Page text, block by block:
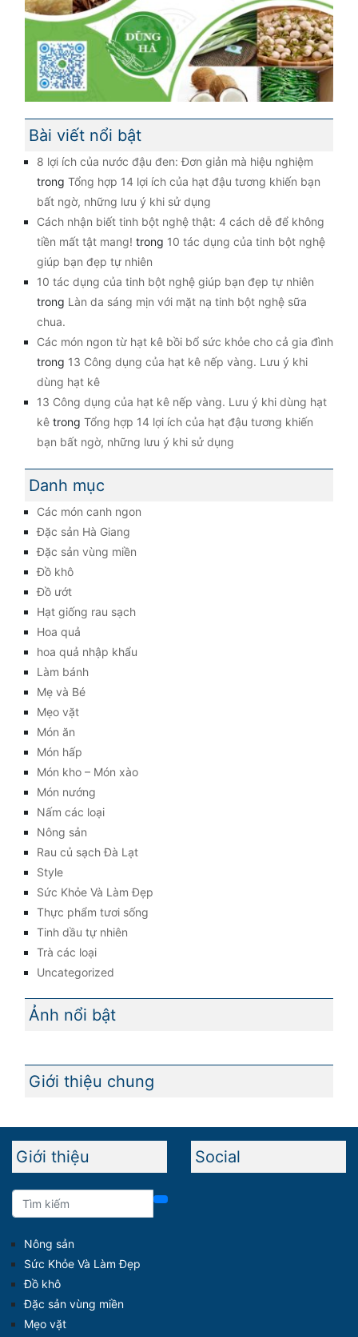
Bài viết nổi bật
8 lợi ích của nước đậu đen: Đơn giản mà hiệu nghiệm
trong Tổng hợp 14 lợi ích của hạt đậu tương khiến bạn
bất ngờ, những lưu ý khi sử dụng
Cách nhận biết tinh bột nghệ thật: 4 cách dễ để không
tiền mất tật mang! trong 10 tác dụng của tinh bột nghệ
giúp bạn đẹp tự nhiên
10 tác dụng của tinh bột nghệ giúp bạn đẹp tự nhiên
trong Làn da sáng mịn với mặt nạ tinh bột nghệ sữa
chua.
Các món ngon từ hạt kê bồi bổ sức khỏe cho cả gia đình
trong 13 Công dụng của hạt kê nếp vàng. Lưu ý khi
dùng hạt kê
13 Công dụng của hạt kê nếp vàng. Lưu ý khi dùng hạt
kê trong Tổng hợp 14 lợi ích của hạt đậu tương khiến
bạn bất ngờ, những lưu ý khi sử dụng
Danh mục
Các món canh ngon
Đặc sản Hà Giang
Đặc sản vùng miền
Đồ khô
Đồ ướt
Hạt giống rau sạch
Hoa quả
hoa quả nhập khẩu
Làm bánh
Mẹ và Bé
Mẹo vặt
Món ăn
Món hấp
Món kho – Món xào
Món nướng
Nấm các loại
Nông sản
Rau củ sạch Đà Lạt
Style
Sức Khỏe Và Làm Đẹp
Thực phẩm tươi sống
Tinh dầu tự nhiên
Trà các loại
Uncategorized
Ảnh nổi bật
Giới thiệu chung
Giới thiệu
Nông sản
Sức Khỏe Và Làm Đẹp
Đồ khô
Đặc sản vùng miền
Mẹo vặt
Social